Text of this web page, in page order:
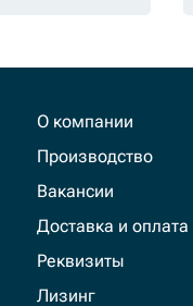
О компании
Производство
Вакансии
Доставка и оплата
Реквизиты
Лизинг